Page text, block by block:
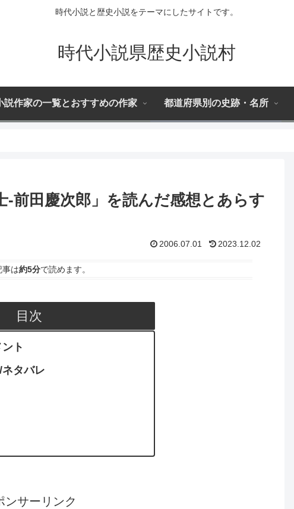
時代小説と歴史小説をテーマにしたサイトです。
時代小説県歴史小説村
説作家の一覧とおすすめの作家 都道府県別の史跡・名所
-前田慶次郎」を読んだ感想とあらす
2006.07.01 2023.12.02
事は約5分で読めます。
目次
ト
タバレ
ンサーリンク